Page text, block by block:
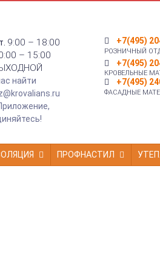
9:00 – 18:00
– 15:00
найти
+7(495)
РОЗНИЧНЫЙ
+7(495)
КРОВЕЛЬНЫЕ
+7(495)
ФАСАДНЫЕ
ПРОФНАСТИЛ